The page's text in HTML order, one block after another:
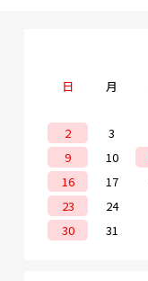
日 月
2
3
9
10
16
17
23
24
30
31